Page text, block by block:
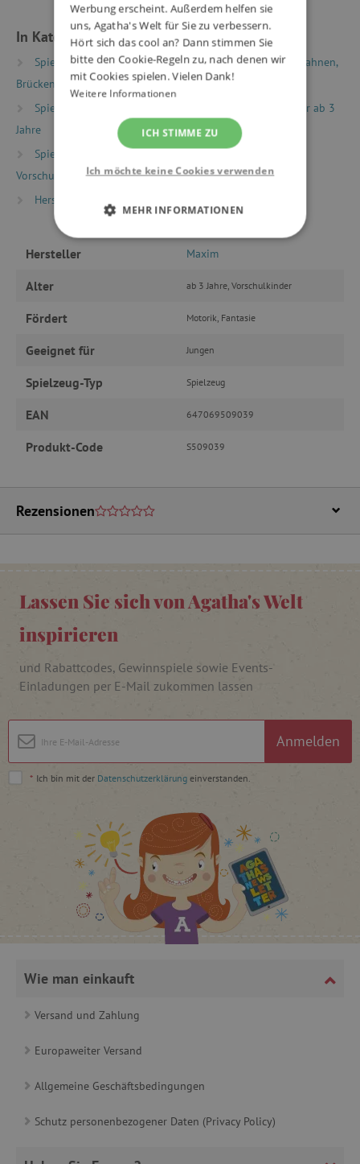
In Kategorien eingeteilt
Spielzeug nach Typ Holzeisenbahnen
Eisenbahnen,
Brücken, Tunnels
Spielzeug nach Alter
Spiele & Spielzeug für Kinder ab 3
Jahre
Spielzeug nach Alter
Vorschulkinder (Alter 5+)
Hersteller
Hersteller Maxim
Alter ab 3 Jahre, Vorschulkinder
Fördert Motorik, Fantasie
Geeignet für Jungen
Spielzeug-Typ Spielzeug
EAN 647069509039
Produkt-Code S509039
Rezensionen
Lassen Sie sich von Agatha's Welt
inspirieren
und Rabattcodes, Gewinnspiele sowie Events-
Einladungen per E-Mail zukommen lassen
Anmelden
* Ich bin mit der Datenschutzerklärung einverstanden.
Wie man einkauft
Versand und Zahlung
Europaweiter Versand
Allgemeine Geschäftsbedingungen
Schutz personenbezogener Daten (Privacy Policy)
Werbung erscheint. Außerdem helfen sie
uns, Agatha's Welt für Sie zu verbessern.
Hört sich das cool an? Dann stimmen Sie
bitte den Cookie-Regeln zu, nach denen wir
mit Cookies spielen. Vielen Dank!
Weitere Informationen
ICH STIMME ZU
Ich möchte keine Cookies verwenden
MEHR INFORMATIONEN
UNBEDINGT ERFORDERLICH
FUNKTIONALITÄT
Unbedingt erforderliche Cookies ermöglichen
Benutzeranmeldung und die Kontoverwaltung.
kann die Website nicht ordnungsgemäß
Provider
Domäne
featureFlagIdentifier
www.agathaswelt.de
_pinterest_ct_ua
cjConsent
FPAU .agathaswelt.de